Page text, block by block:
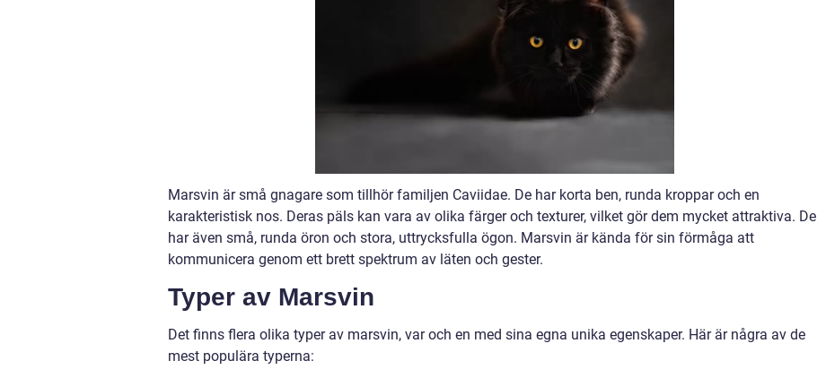
Marsvin är små gnagare som tillhör familjen Caviidae. De har korta ben, runda kroppar och en
karakteristisk nos. Deras päls kan vara av olika färger och texturer, vilket gör dem mycket attraktiva. De
har även små, runda öron och stora, uttrycksfulla ögon. Marsvin är kända för sin förmåga att
kommunicera genom ett brett spektrum av läten och gester.
Typer av Marsvin
Det finns flera olika typer av marsvin, var och en med sina egna unika egenskaper. Här är några av de
mest populära typerna: